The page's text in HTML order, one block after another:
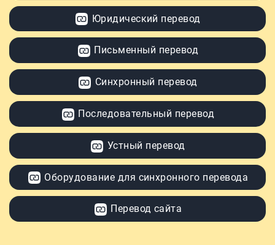
Юридический перевод
Письменный перевод
Синхронный перевод
Последовательный перевод
Устный перевод
Оборудование для синхронного перевода
Перевод сайта